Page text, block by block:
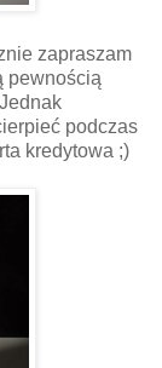
zapraszam
pewnością
podczas
kredytowa ;)